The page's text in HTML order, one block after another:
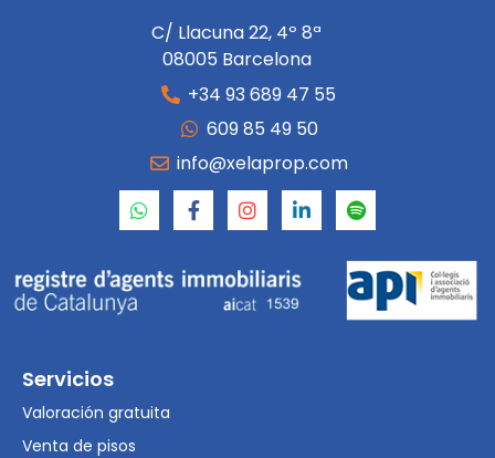
C/ Llacuna 22, 4º 8ª
08005 Barcelona
+34 93 689 47 55
609 85 49 50
info@xelaprop.com
Servicios
Valoración gratuita
Venta de pisos